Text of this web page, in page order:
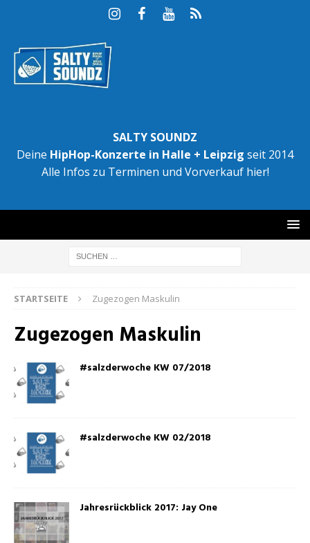
SALTY SOUNDZ
Deine HipHop-Konzerte in Halle + Leipzig seit 2014
Alle Infos zu Terminen und Vorverkauf hier!
STARTSEITE Zugezogen Maskulin
Zugezogen Maskulin
#salzderwoche KW 07/2018
#salzderwoche KW 02/2018
Jahresrückblick 2017: Jay One